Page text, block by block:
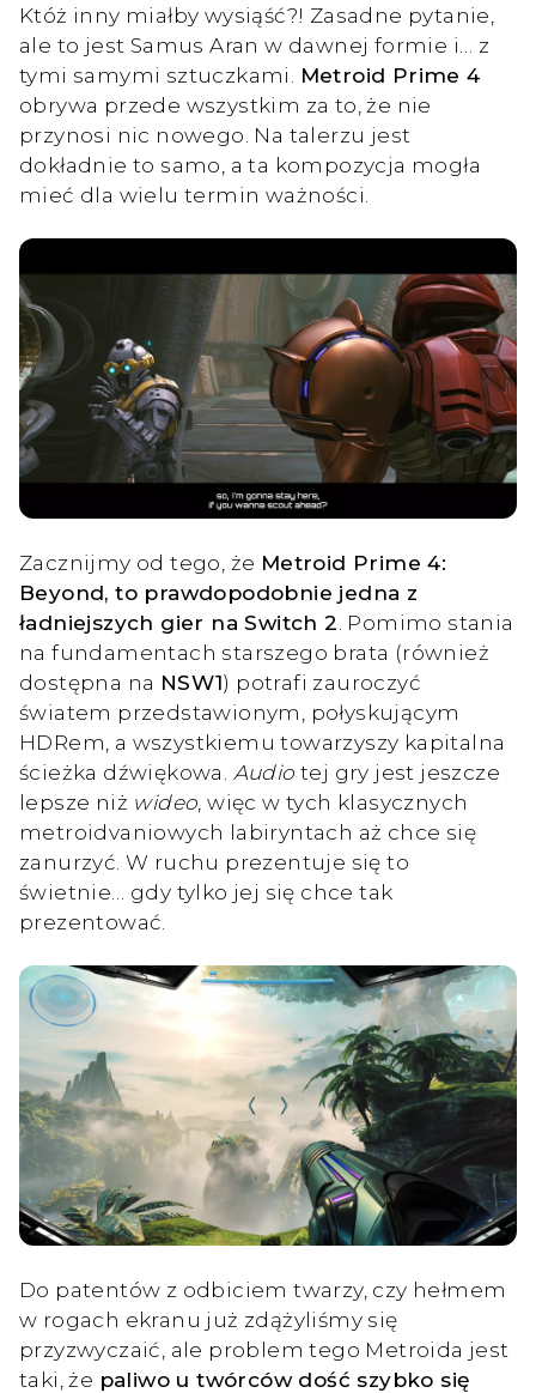
Któż inny miałby wysiąść?! Zasadne pytanie,
ale to jest Samus Aran w dawnej formie i… z
tymi samymi sztuczkami.
Metroid Prime 4
obrywa przede wszystkim za to, że nie
przynosi nic nowego. Na talerzu jest
dokładnie to samo, a ta kompozycja mogła
mieć dla wielu termin ważności.
Zacznijmy od tego, że Metroid Prime 4:
Beyond, to prawdopodobnie jedna z
ładniejszych gier na Switch 2 . Pomimo stania
na fundamentach starszego brata (również
dostępna na NSW1) potrafi zauroczyć
światem przedstawionym, połyskującym
HDRem, a wszystkiemu towarzyszy kapitalna
ścieżka dźwiękowa. Audiotej gry jest jeszcze
lepsze niż wideo , więc w tych klasycznych
metroidvaniowych labiryntach aż chce się
zanurzyć. W ruchu prezentuje się to
świetnie… gdy tylko jej się chce tak
prezentować.
Do patentów z odbiciem twarzy, czy hełmem
w rogach ekranu już zdążyliśmy się
przyzwyczaić, ale problem tego Metroida jest
taki, że paliwo u twórców dość szybko się